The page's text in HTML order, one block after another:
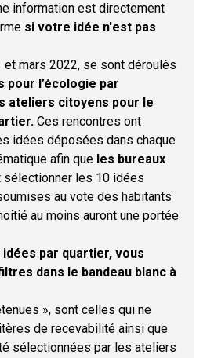
information est directement
si votre idée n'est pas
et mars 2022, se sont déroulés
pour l’écologie par
ateliers citoyens pour le
Ces rencontres ont
idées déposées dans chaque
afin que les bureaux
sélectionner les 10 idées
au vote des habitants
au moins auront une portée
par quartier, vous
dans le bandeau blanc à
», sont celles qui ne
de recevabilité ainsi que
sélectionnées par les ateliers